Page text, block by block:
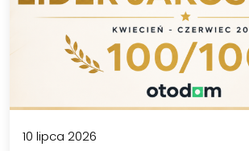
10 lipca 2026